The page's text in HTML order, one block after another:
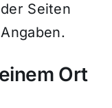
Seiten
Ort